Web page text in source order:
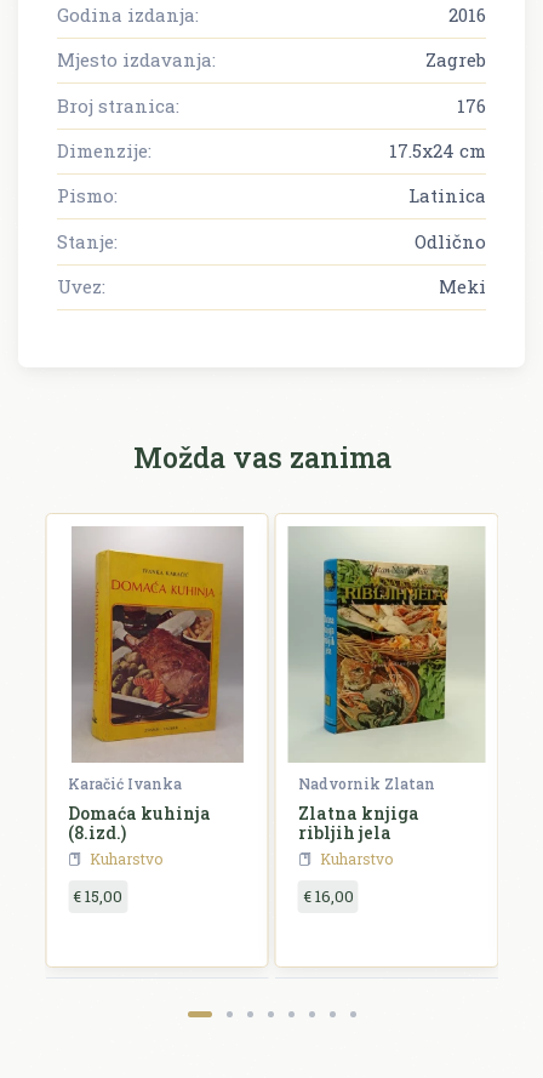
Godina izdanja:
2016
Mjesto izdavanja:
Zagreb
Broj stranica:
176
Dimenzije:
17.5x24 cm
Pismo:
Latinica
Stanje:
Odlično
Uvez:
Meki
Možda vas zanima
Karačić Ivanka
Domaća kuhinja
(8.izd.)
Kuharstvo
€ 15,00
Nadvornik Zlatan
Zlatna knjiga
ribljih jela
Kuharstvo
€ 16,00